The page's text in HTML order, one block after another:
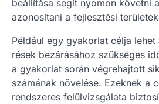
beállítása segít nyomon követni
azonosítani a fejlesztési
Például egy gyakorlat célja lehet
rések bezárásához szükséges
a gyakorlat során végrehajtott
számának növelése. Ezeknek a
rendszeres felülvizsgálata